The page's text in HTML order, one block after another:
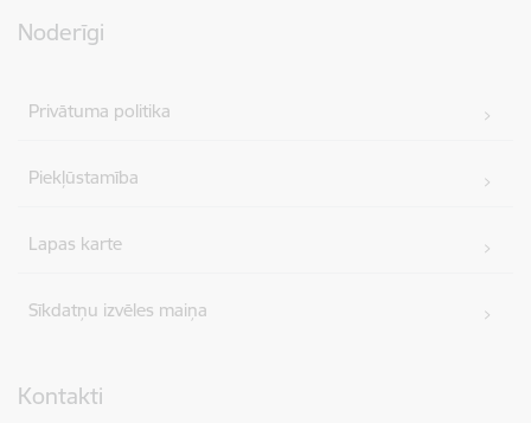
Noderīgi
Privātuma politika
Piekļūstamība
Lapas karte
Sīkdatņu izvēles maiņa
Kontakti